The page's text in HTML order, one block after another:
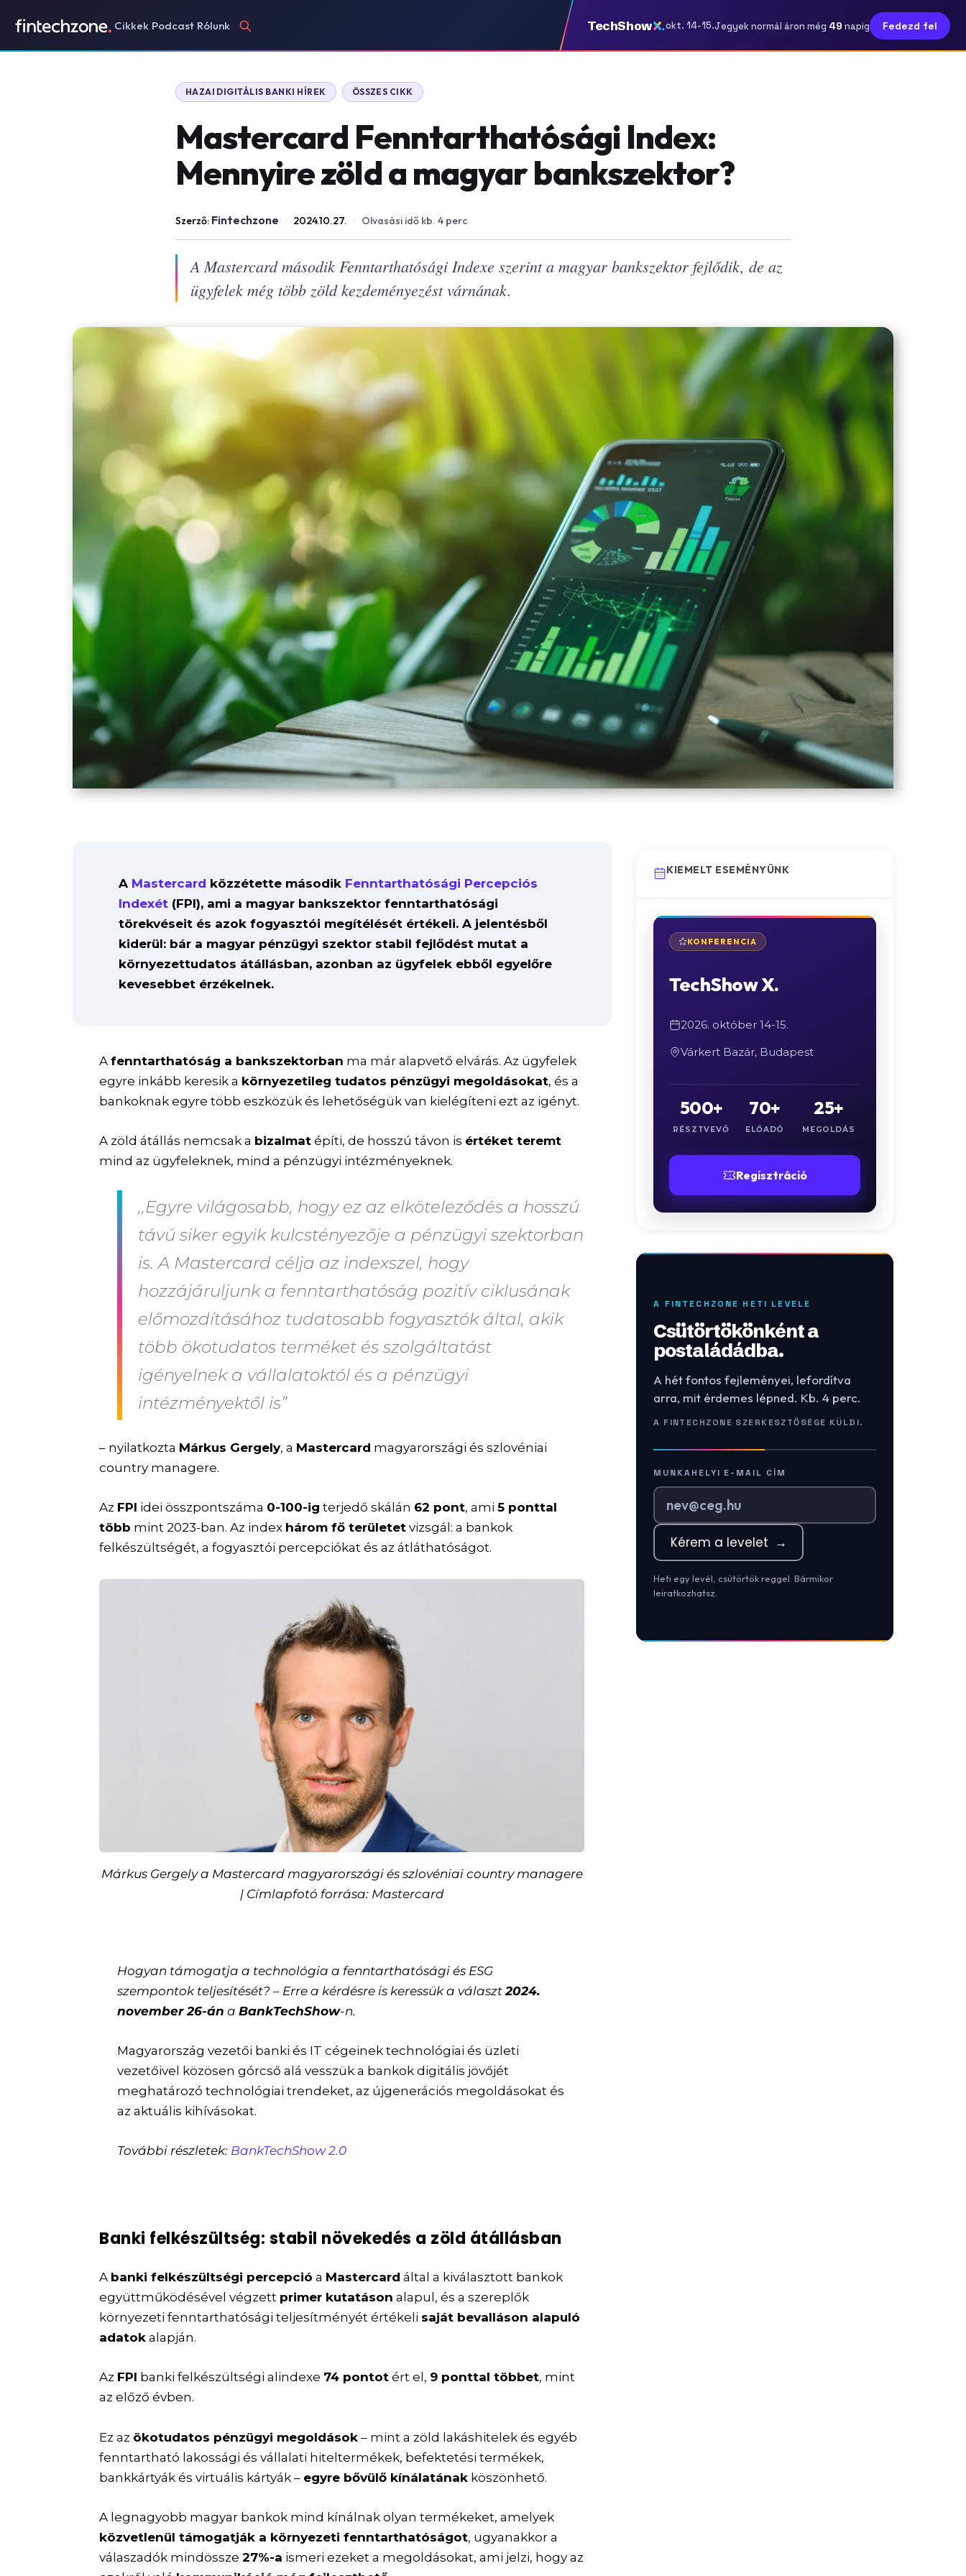
Cikkek Podcast Rólunk TechShow okt. 14-15.Jegyek normál áron még 49 napig Fedezd fel
HAZAI DIGITÁLIS BANKI HÍREK ÖSSZES CIKK
Mastercard Fenntarthatósági Index:
Mennyire zöld a magyar bankszektor?
Szerző: Fintechzone · 2024.10.27. · Olvasási idő kb. 4 perc
A Mastercard második Fenntarthatósági Indexe szerint a magyar bankszektor fejlődik, de az
ügyfelek még több zöld kezdeményezést várnának.
A Mastercard közzétette második Fenntarthatósági Percepciós
Indexét (FPI), ami a magyar bankszektor fenntarthatósági
törekvéseit és azok fogyasztói megítélését értékeli. A jelentésből
kiderül: bár a magyar pénzügyi szektor stabil fejlődést mutat a
környezettudatos átállásban, azonban az ügyfelek ebből egyelőre
kevesebbet érzékelnek.
Afenntarthatóság a bankszektorban ma már alapvető elvárás. Az ügyfelek
egyre inkább keresik a környezetileg tudatos pénzügyi megoldásokat, és a
bankoknak egyre több eszközük és lehetőségük van kielégíteni ezt az igényt.
A zöld átállás nemcsak a bizalmat építi, de hosszú távon is értéket teremt
mind az ügyfeleknek, mind a pénzügyi intézményeknek.
,,Egyre világosabb, hogy ez az elköteleződés a hosszú
távú siker egyik kulcstényezője a pénzügyi szektorban
is. A Mastercard célja az indexszel, hogy
hozzájáruljunk a fenntarthatóság pozitív ciklusának
előmozdításához tudatosabb fogyasztók által, akik
több ökotudatos terméket és szolgáltatást
igényelnek a vállalatoktól és a pénzügyi
intézményektől is”
– nyilatkozta Márkus Gergely, a Mastercard magyarországi és szlovéniai
country managere.
Az FPI idei összpontszáma 0-100-ig terjedő skálán 62 pont, ami5 ponttal
több mint 2023-ban. Az index három fő területet vizsgál: a bankok
felkészültségét, a fogyasztói percepciókat és az átláthatóságot.
Márkus Gergely a Mastercard magyarországi és szlovéniai country managere
| Címlapfotó forrása: Mastercard
Hogyan támogatja a technológia a fenntarthatósági és ESG
szempontok teljesítését? – Erre a kérdésre is keressük a választ2024.
november 26-án aBankTechShow-n.
Magyarország vezetői banki és IT cégeinek technológiai és üzleti
vezetőivel közösen górcső alá vesszük a bankok digitális jövőjét
meghatározó technológiai trendeket, az újgenerációs megoldásokat és
az aktuális kihívásokat.
További részletek: BankTechShow 2.0
Banki felkészültség: stabil növekedés a zöld átállásban
A banki felkészültségi percepció a Mastercard által a kiválasztott bankok
együttműködésével végzett primer kutatáson alapul, és a szereplők
környezeti fenntarthatósági teljesítményét értékeli saját bevalláson alapuló
adatok alapján.
Az FPI banki felkészültségi alindexe 74 pontot ért el, 9 ponttal többet, mint
az előző évben.
Ez az ökotudatos pénzügyi megoldások – mint a zöld lakáshitelek és egyéb
fenntartható lakossági és vállalati hiteltermékek, befektetési termékek,
bankkártyák és virtuális kártyák – egyre bővülő kínálatának köszönhető.
A legnagyobb magyar bankok mind kínálnak olyan termékeket, amelyek
közvetlenül támogatják a környezeti fenntarthatóságot, ugyanakkor a
válaszadók mindössze27%-a ismeri ezeket a megoldásokat, ami jelzi, hogy az
KIEMELT ESEMÉNYÜNK
KONFERENCIA
TechShow X.
2026. október 14-15.
Várkert Bazár, Budapest
500+
RÉSZTVEVŐ
70+
ELŐADÓ
25+
MEGOLDÁS
Regisztráció
A FINTECHZONE HETI LEVELE
Csütörtökönként a
postaládádba.
A hét fontos fejleményei, lefordítva
arra, mit érdemes lépned. Kb. 4 perc.
A FINTECHZONE SZERKESZTŐSÉGE KÜLDI.
MUNKAHELYI E-MAIL CÍM
Kérem a levelet →
Heti egy levél, csütörtök reggel. Bármikor
leiratkozhatsz.